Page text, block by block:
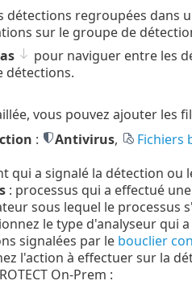
détections regroupées dans
sur le groupe de
pour naviguer entre les
détections.
vous pouvez ajouter les
: Antivirus, Fichiers
qui a signalé la détection ou
: processus qui a effectué
sous lequel le processus
le type d'analyseur qui
signalées par le bouclier
l'action à effectuer sur la
On-Prem :